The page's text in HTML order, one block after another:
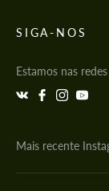
SIGA-NOS
Estamos nas
Mais recente